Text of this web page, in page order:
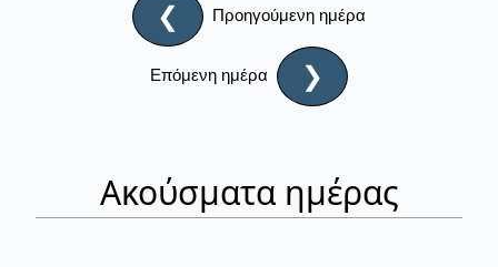
❮ Προηγούμενη ημέρα
Επόμενη ημέρα ❯
Ακούσματα ημέρας